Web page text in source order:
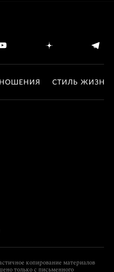
СТИЛЬ ЖИЗНИ
копирование материалов
только с письменного